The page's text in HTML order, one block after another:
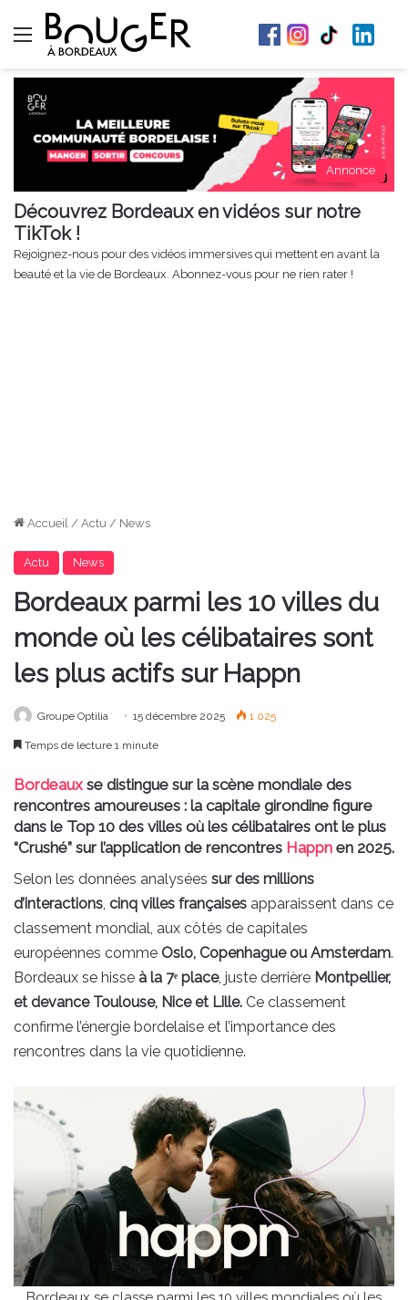
Menu
Annonce
Découvrez Bordeaux en vidéos sur notre
TikTok !
Rejoignez-nous pour des vidéos immersives qui mettent en avant la
beauté et la vie de Bordeaux. Abonnez-vous pour ne rien rater !
Accueil / Actu / News
Actu News
Bordeaux parmi les 10 villes du
monde où les célibataires sont
les plus actifs sur Happn
Groupe Optilia 15 décembre 2025 1 025
Temps de lecture 1 minute
Bordeaux se distingue sur la scène mondiale des
rencontres amoureuses : la capitale girondine figure
dans le Top 10 des villes où les célibataires ont le plus
“Crushé” sur l’application de rencontres Happn en 2025.
Selon les données analysées sur des millions
d’interactions, cinq villes françaises apparaissent dans ce
classement mondial, aux côtés de capitales
européennes comme Oslo, Copenhague ou Amsterdam.
Bordeaux se hisse à la 7ᵉ place, juste derrière Montpellier,
et devance Toulouse, Nice et Lille. Ce classement
confirme l’énergie bordelaise et l’importance des
rencontres dans la vie quotidienne.